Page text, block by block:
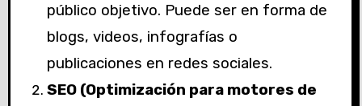
público objetivo. Puede ser en forma de
blogs, videos, infografías o
publicaciones en redes sociales.
SEO (Optimización para motores de